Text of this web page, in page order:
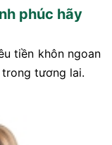
phúc hãy
tiền khôn ngoan
tương lai.